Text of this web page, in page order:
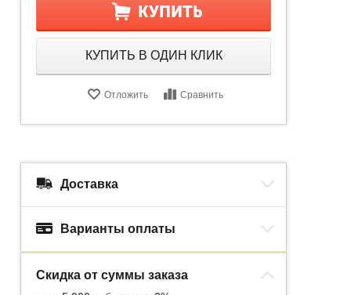
КУПИТЬ
КУПИТЬ В ОДИН КЛИК
Отложить Сравнить
Доставка
Варианты оплаты
Скидка от суммы заказа